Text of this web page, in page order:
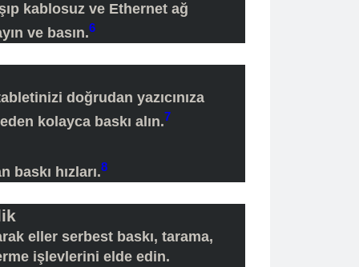
kablosuz ve Ethernet ağ
ve basın.6
doğrudan yazıcınıza
kolayca baskı alın.7
baskı hızları.8
eller serbest baskı, tarama,
işlevlerini elde edin.